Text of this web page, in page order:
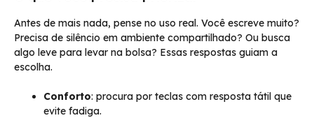
Antes de mais nada, pense no uso real. Você escreve muito?
Precisa de silêncio em ambiente compartilhado? Ou busca
algo leve para levar na bolsa? Essas respostas guiam a
escolha.
Conforto: procura por teclas com resposta tátil que
evite fadiga.